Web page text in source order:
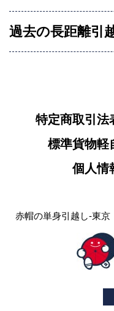
過去の長距離引
特定商取引法
標準貨物軽
個人情
赤帽の単身引越し-東